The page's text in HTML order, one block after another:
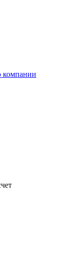
компании